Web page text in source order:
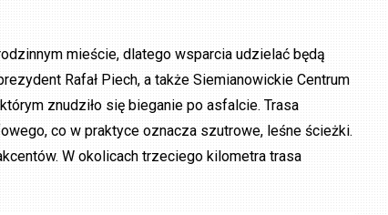
mieście, dlatego wsparcia udzielać będą
Rafał Piech, a także Siemianowickie Centrum
znudziło się bieganie po asfalcie. Trasa
co w praktyce oznacza szutrowe, leśne ścieżki.
W okolicach trzeciego kilometra trasa